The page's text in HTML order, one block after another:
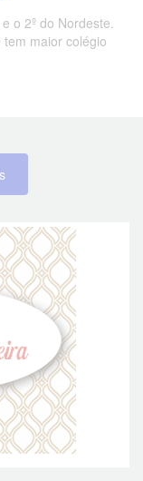
o 2º do Nordeste.
maior colégio